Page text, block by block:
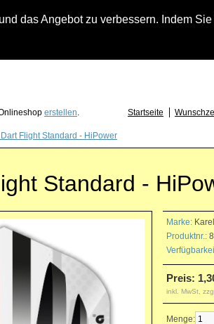
das Angebot zu verbessern. Indem
erstellen. Startseite
Flight Standard - HiPower
Standard -
Marke:
Produktnr.:
Preis:
inkl. MwSt,
Menge: